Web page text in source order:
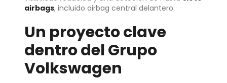
airbags, incluido airbag central delantero.
Un proyecto clave
dentro del Grupo
Volkswagen